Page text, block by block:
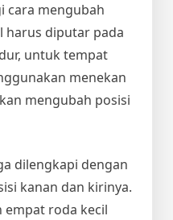
cara mengubah
harus diputar pada
untuk tempat
menekan
mengubah posisi
dilengkapi dengan
kanan dan kirinya.
empat roda kecil